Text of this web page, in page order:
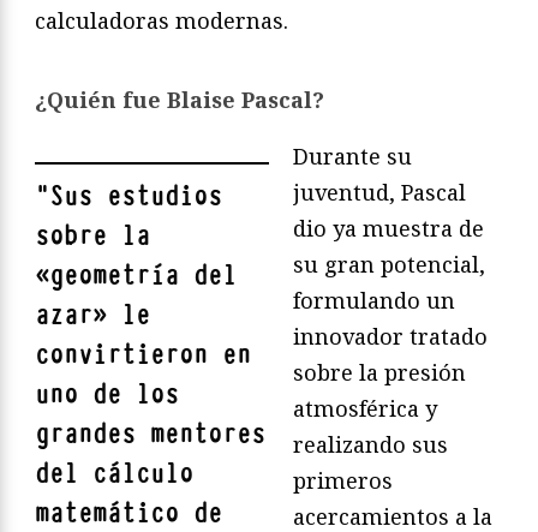
calculadoras modernas.
¿Quién fue Blaise Pascal?
"Sus estudios
sobre la
«geometría del
azar» le
convirtieron en
uno de los
grandes mentores
del cálculo
matemático de
Durante su
juventud, Pascal
dio ya muestra de
su gran potencial,
formulando un
innovador tratado
sobre la presión
atmosférica y
realizando sus
primeros
acercamientos a la